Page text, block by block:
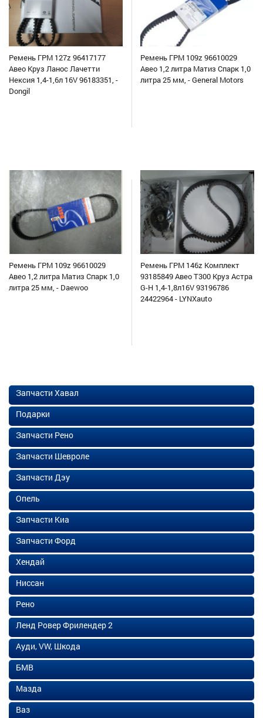
Ремень ГРМ 127z 96417177
Авео Круз Ланос Лачетти
Нексия 1,4-1,6л 16V 96183351, -
Dongil
Ремень ГРМ 109z 96610029
Авео 1,2 литра Матиз Спарк 1,0
литра 25 мм, - General Motors
Ремень ГРМ 109z 96610029
Авео 1,2 литра Матиз Спарк 1,0
литра 25 мм, - Daewoo
Ремень ГРМ 146z Комплект
93185849 Авео Т300 Круз Астра
G-H 1,4-1,8л16V 93196786
24422964 - LYNXauto
Запчасти Хавал
Подарки
Запчасти Рено
Запчасти Шевроле
Запчасти Дэу
Опель
Запчасти Киа
Запчасти Форд
Хендай
Ниссан
Рено
Ленд Ровер Фрилендер 2
Ауди, VW, Шкода
БМВ
Мазда
Ваз